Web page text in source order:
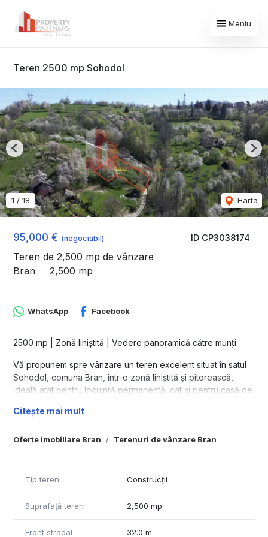
Meniu
Teren 2500 mp Sohodol
ID CP3038174
95,000 € (negociabil)
Teren de 2,500 mp de vânzare
Bran
2,500 mp
1 / 18 Harta
Previous
Oferte imobiliare Bran Terenuri de vânzare Bran
WhatsApp Facebook
2500 mp | Zonă liniștită | Vedere panoramică către munți
Vă propunem spre vânzare un teren excelent situat în satul
Sohodol, comuna Bran, într-o zonă liniștită și pitorească,
ideală atât pentru locuință permanentă, cât și pentru casă de
Proprietatea se află la 2 km de Castelul Bran, prin DN 73.
profitând de potențialul turistic ridicat al zonei
- Acces facil: drum ușor accesibil în orice perioadă a anului
- Utilități la limita proprietății: apă si curent
Citește mai mult
Tip teren Construcții
Suprafață teren 2,500 mp
Front stradal 32.0 m